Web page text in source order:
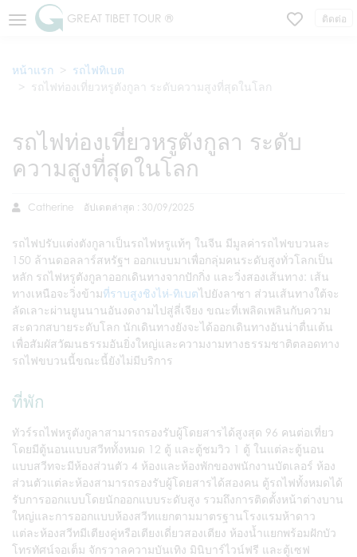
GREAT TIBET TOUR ® ติดต่อ
หน้าแรก
รถไฟทิเบต
รถไฟท่องเที่ยวหรูตังกูลา ระดับความสูงที่สุดในโลก
รถไฟท่องเที่ยวหรูตังกูลา ระดับ
ความสูงที่สุดในโลก
Catherine อัปเดตล่าสุด : 30/09/2025
รถไฟปรับแต่งตังกูลาเป็นรถไฟหรูแท้ๆ ในจีน มีมูลค่ารถไฟขบวนละ
150 ล้านดอลลาร์สหรัฐฯ ออกแบบมาเพื่อกลุ่มคนระดับสูงทั่วโลกเป็น
หลัก รถไฟหรูตังกูลาออกเดินทางจากปักกิ่ง และวิ่งสองเส้นทาง: เส้น
ทางเหนือจะวิ่งข้ามที่ราบสูงชิงไห่-ทิเบตไปยังลาซา ส่วนเส้นทางใต้จะ
ลัดเลาะผ่านยูนนานอันงดงามไปสู่ลี่เจียง ขณะที่เพลิดเพลินกับความ
สะดวกสบายระดับโลก นักเดินทางยังจะได้ออกเดินทางอันน่าตื่นเต้น
เพื่อสัมผัสวัฒนธรรมอันยิ่งใหญ่และความงามทางธรรมชาติตลอดทาง
รถไฟขบวนนี้ขณะนี้ยังไม่มีบริการ
ที่พัก
ทัวร์รถไฟหรูตังกูลาสามารถรองรับผู้โดยสารได้สูงสุด 96 คนต่อเที่ยว
โดยมีตู้นอนแบบสวีททั้งหมด 12 ตู้ และตู้ชมวิว 1 ตู้ ในแต่ละตู้นอน
แบบสวีทจะมีห้องส่วนตัว 4 ห้องและห้องพักของพนักงานบัตเลอร์ ห้อง
ส่วนตัวแต่ละห้องสามารถรองรับผู้โดยสารได้สองคน ตู้รถไฟทั้งหมดได้
รับการออกแบบโดยนักออกแบบระดับสูง รวมถึงการติดตั้งหน้าต่างบาน
ใหญ่และการออกแบบห้องสวีทแยกตามมาตรฐานโรงแรมห้าดาว
แต่ละห้องสวีทมีเตียงคู่หรือเตียงเดี่ยวสองเตียง ห้องน้ำแยกพร้อมฝักบัว
โทรทัศน์จอเต็ม จักรวาลความบันเทิง มินิบาร์ไวน์ฟรี และตู้เซฟ